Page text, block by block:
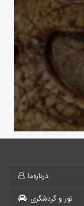
درباره‌ما
تور و گردشگری